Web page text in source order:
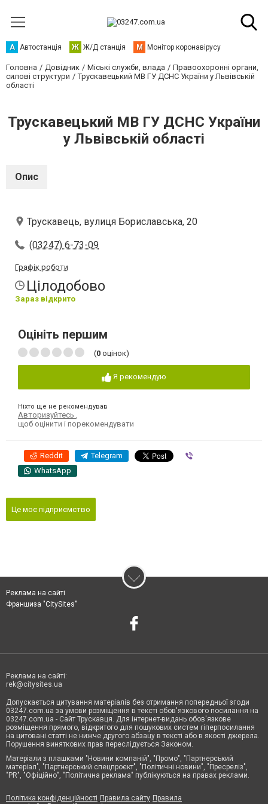
А Автостанція Ж Ж/Д станція М Монітор коронавірусу
Головна Довідник Міські служби, влада
Правоохоронні органи,
силові структури
Трускавецький МВ ГУ ДСНС України у Львівській
області
Трускавецький МВ ГУ ДСНС України
у Львівській області
Опис
Трускавець, вулиця Бориславська, 20
(03247) 6-73-09
Графік роботи
Цілодобово
Зараз відкрито
Оцініть першим
(0 оцінок)
Я рекомендую
Ніхто ще не рекомендував
Авторизуйтесь
щоб оцінити і порекомендувати
Reddit Telegram
WhatsApp
Це моє підприємство
Реклама на сайті
Франшиза "CitySites"
Реклама на сайті:
rek@citysites.ua
Допускається цитування матеріалів без отримання попередньої згоди
03247.com.ua за умови розміщення в тексті обов'язкового посилання на
03247.com.ua - Сайт Трускавця. Для інтернет-видань обов'язкове
розміщення прямого, відкритого для пошукових систем гіперпосилання
на цитовані статті не нижче другого абзацу в тексті або в якості джерела.
Порушення виняткових прав переслідується Законом.
Матеріали з плашками "Новини компаній", "Промо", "Партнерський
матеріал", "Партнерський спецпроєкт", "Політичні новини", "Пресреліз",
"PR", "Офіційно", "Політична реклама" публікуються на правах реклами.
Політика конфіденційності Правила сайту Правила